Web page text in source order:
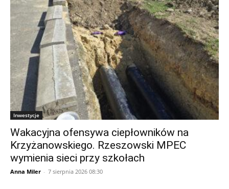
Inwestycje
Wakacyjna ofensywa ciepłowników na
Krzyżanowskiego. Rzeszowski MPEC
wymienia sieci przy szkołach
Anna Miler - 7 sierpnia 2026 08:30